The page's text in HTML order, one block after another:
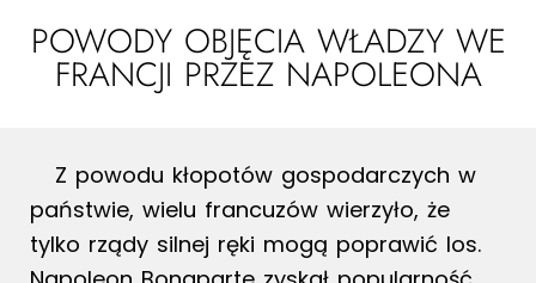
POWODY OBJĘCIA WŁADZY WE
FRANCJI PRZEZ NAPOLEONA
Z powodu kłopotów gospodarczych w
państwie, wielu francuzów wierzyło, że
tylko rządy silnej ręki mogą poprawić los.